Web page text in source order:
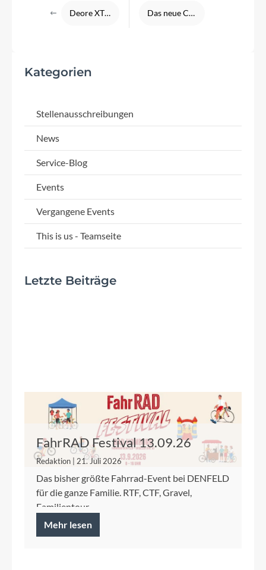
Deore XT 12-fach Schaltung Das neue Cannondale Topstone Carbon Ultegra 2020
Kategorien
Stellenausschreibungen
News
Service-Blog
Events
Vergangene Events
This is us - Teamseite
Letzte Beiträge
FahrRAD Festival 13.09.26
Redaktion | 21. Juli 2026
Das bisher größte Fahrrad-Event bei DENFELD
für die ganze Familie. RTF, CTF, Gravel,
Familientour.
Mehr lesen